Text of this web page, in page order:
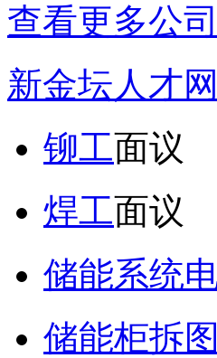
查看更多公
新金坛人才
铆工面议
焊工面议
储能系统
储能柜拆